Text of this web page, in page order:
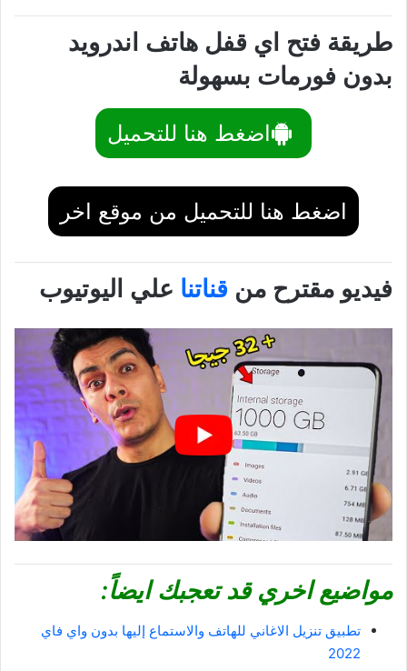
طريقة فتح اي قفل هاتف اندرويد
بدون فورمات بسهولة
اضغط هنا للتحميل
اضغط هنا للتحميل من موقع اخر
فيديو مقترح من قناتنا علي اليوتيوب
مواضيع اخري قد تعجبك ايضاً:
تطبيق تنزيل الاغاني للهاتف والاستماع إليها بدون واي فاي
2022